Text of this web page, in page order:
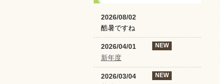
2026/08/02
酷暑ですね
2026/04/01 NEW
新年度
2026/03/04 NEW